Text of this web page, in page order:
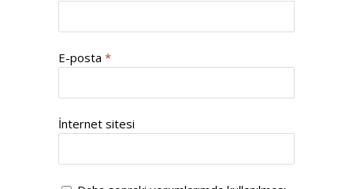
E-posta *
İnternet sitesi